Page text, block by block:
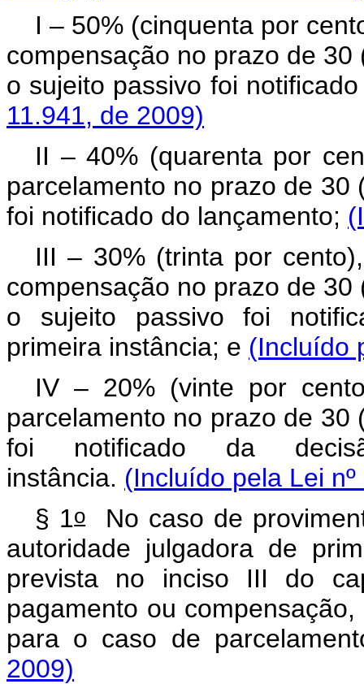
I – 50% (cinquenta por
compensação no prazo de
o sujeito passivo foi
11.941, de 2009)
II – 40% (quarenta por
parcelamento no prazo de
foi notificado do lançamento;
III – 30% (trinta por
compensação no prazo de
o sujeito passivo foi
primeira instância; e (Incluído
IV – 20% (vinte por
parcelamento no prazo de
foi notificado da
instância. (Incluído pela Lei
§ 1oNo caso de
autoridade julgadora de
prevista no inciso III do
pagamento ou
para o caso de
2009)